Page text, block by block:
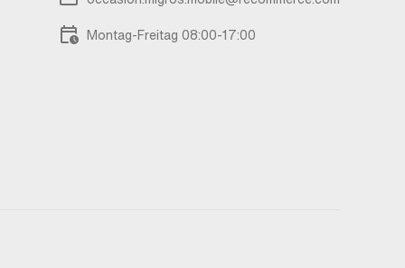
Montag-Freitag 08:00-17:00